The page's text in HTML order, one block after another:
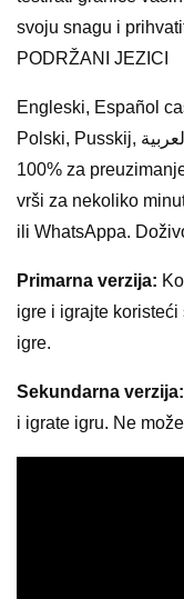
svoju snagu i
PODRŽANI JEZICI
Engleski, Español
100% za
vrši za nekoliko
ili WhatsAppa.
Primarna verzija:
igre i igrajte
igre.
Sekundarna verzija:
i igrate igru. Ne